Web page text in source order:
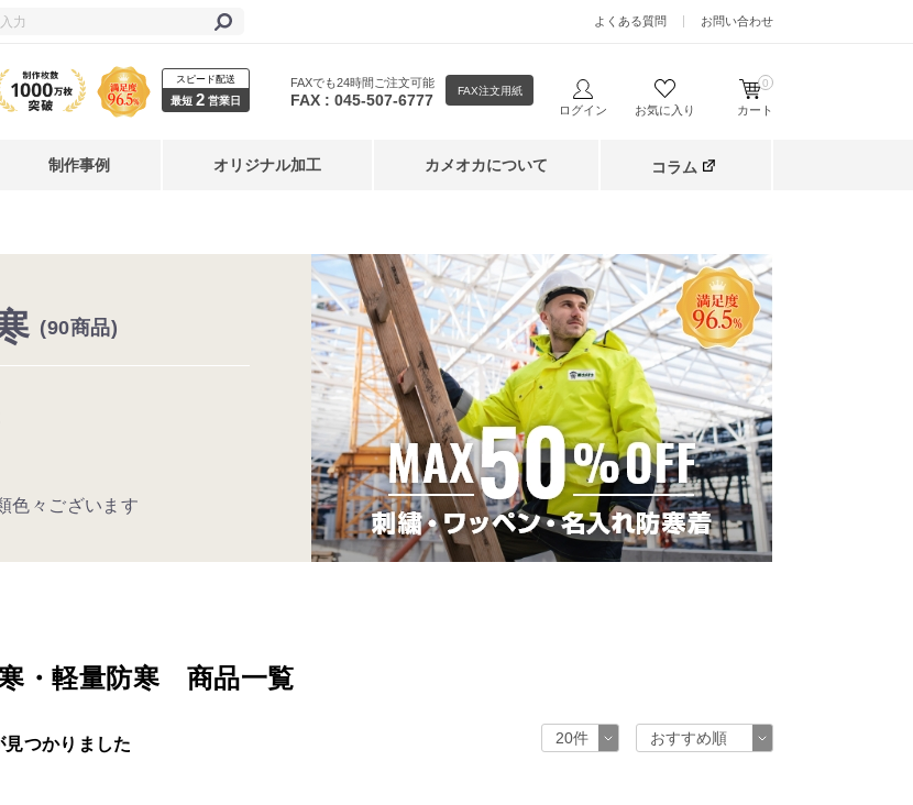
よくある質問 お問い合わせ
スピード配送
最短 2 営業日
FAXでも24時間ご注文可能
FAX : 045-507-6777 FAX注文用紙
ログイン お気に入り カート
0
制作事例 オリジナル加工 カメオカについて コラム
(90商品)
色々ございます
・軽量防寒 商品一覧
見つかりました